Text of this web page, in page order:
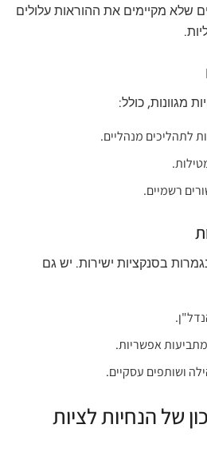
שלא מקיימים את ההוראות עלולים
מגוונות, כולל:
לתהליכים מנהליים.
רשמיים.
בסנקציות ישירות. יש גם
אפשריות.
ושותפים עסקיים.
של הנחיות לציות